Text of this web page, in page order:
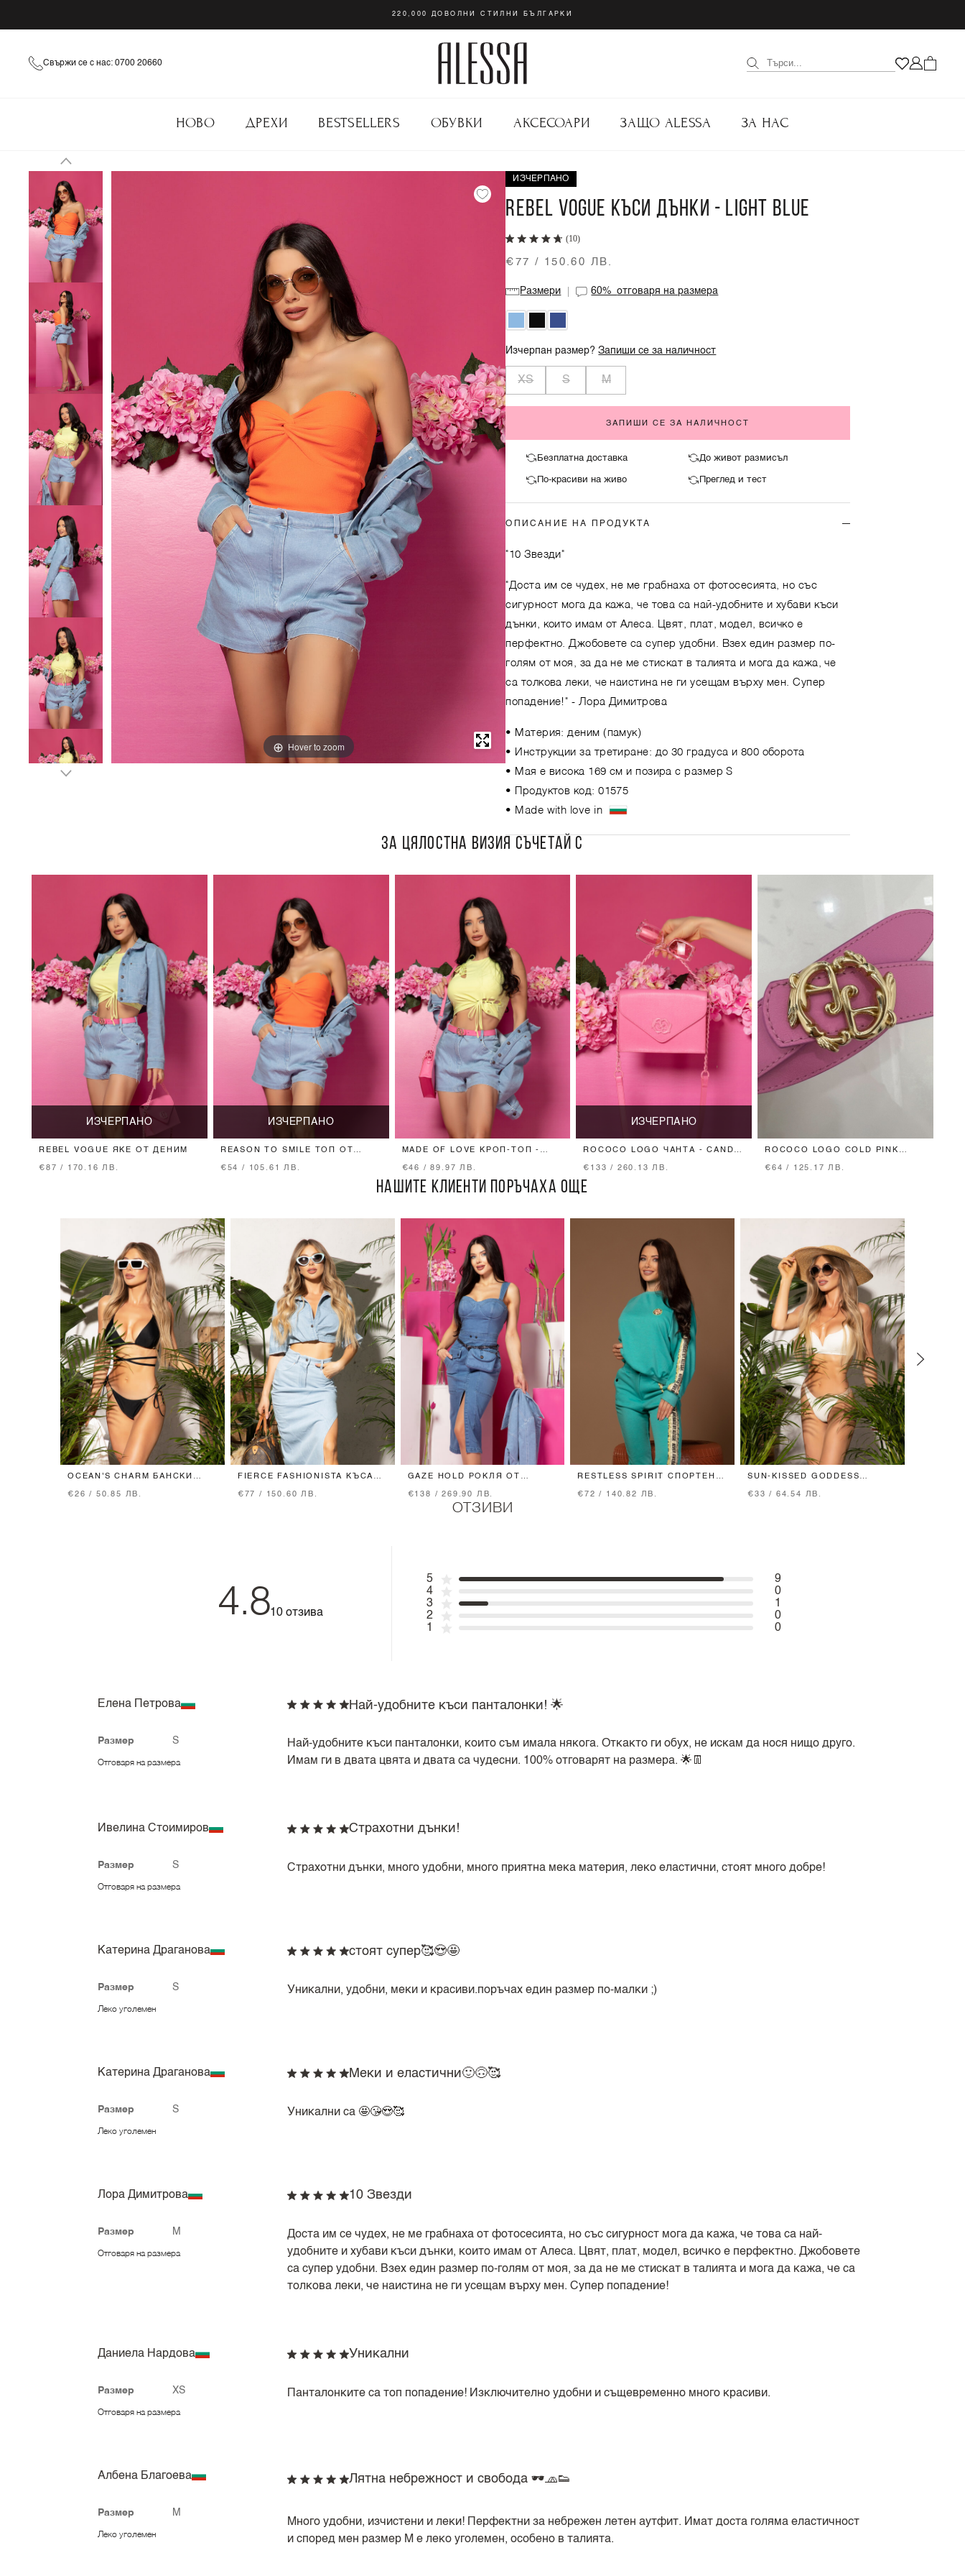
220,000 ДОВОЛНИ СТИЛНИ БЪЛГАРКИ
Свържи се с нас: 0700 20660
НОВО ДРЕХИ BESTSELLERS ОБУВКИ АКСЕСОАРИ ЗАЩО ALESSA ЗА НАС
Hover to zoom
ИЗЧЕРПАНО
REBEL VOGUE КЪСИ ДЪНКИ - LIGHT BLUE
(10)
€77 / 150.60 ЛВ.
Размери 60%отговаря на размера
Изчерпан размер?Запиши се за наличност
XS S M
ЗАПИШИ СЕ ЗА НАЛИЧНОСТ
Безплатна доставка До живот размисъл
По-красиви на живо Преглед и тест
ОПИСАНИЕ НА ПРОДУКТА
"10 Звезди"
"Доста им се чудех, не ме грабнаха от фотосесията, но със
сигурност мога да кажа, че това са най-удобните и хубави къси
дънки, които имам от Алеса. Цвят, плат, модел, всичко е
перфектно. Джобовете са супер удобни. Взех един размер по-
голям от моя, за да не ме стискат в талията и мога да кажа, че
са толкова леки, че наистина не ги усещам върху мен. Супер
попадение!" - Лора Димитрова
• Материя: деним (памук)
• Инструкции за третиране: до 30 градуса и 800 оборота
• Мая е висока 169 см и позира с размер S
• Продуктов код: 01575
• Made with love in
ЗА ЦЯЛОСТНА ВИЗИЯ СЪЧЕТАЙ С
ИЗЧЕРПАНО
REBEL VOGUE ЯКЕ ОТ ДЕНИМ
€87 / 170.16 ЛВ.
ИЗЧЕРПАНО
REASON TO SMILE ТОП ОТ
€54 / 105.61 ЛВ.
MADE OF LOVE КРОП-ТОП -
€46 / 89.97 ЛВ.
ИЗЧЕРПАНО
ROCOCO LOGO ЧАНТА - CANDY
€133 / 260.13 ЛВ.
ROCOCO LOGO COLD PINK
ТОКА
€64 / 125.17 ЛВ.
НАШИТЕ КЛИЕНТИ ПОРЪЧАХА ОЩЕ
OCEAN'S CHARM БАНСКИ
€26 / 50.85 ЛВ.
FIERCE FASHIONISTA КЪСА
€77 / 150.60 ЛВ.
GAZE HOLD РОКЛЯ ОТ
€138 / 269.90 ЛВ.
RESTLESS SPIRIT СПОРТЕН
€72 / 140.82 ЛВ.
SUN-KISSED GODDESS
BEIGE
€33 / 64.54 ЛВ.
ОТЗИВИ
4.810 отзива
5
9
4
0
3
1
2
0
1
0
Елена Петрова
Размер S
Отговаря на размера
Най-удобните къси панталонки! 🌟
Най-удобните къси панталонки, които съм имала някога. Откакто ги обух, не искам да нося нищо друго.
Имам ги в двата цвята и двата са чудесни. 100% отговарят на размера. 🌟👖
Ивелина Стоимиров
Размер S
Отговаря на размера
Страхотни дънки!
Страхотни дънки, много удобни, много приятна мека материя, леко еластични, стоят много добре!
Катерина Драганова
Размер S
Леко уголемен
стоят супер🥰😍🤩
Уникални, удобни, меки и красиви.поръчах един размер по-малки ;)
Катерина Драганова
Размер S
Леко уголемен
Меки и еластични🙂🙃🥰
Уникални са 🤩😘😍🥰
Лора Димитрова
Размер M
Отговаря на размера
10 Звезди
Доста им се чудех, не ме грабнаха от фотосесията, но със сигурност мога да кажа, че това са най-
удобните и хубави къси дънки, които имам от Алеса. Цвят, плат, модел, всичко е перфектно. Джобовете
са супер удобни. Взех един размер по-голям от моя, за да не ме стискат в талията и мога да кажа, че са
толкова леки, че наистина не ги усещам върху мен. Супер попадение!
Даниела Нардова
Размер XS
Отговаря на размера
Уникални
Панталонките са топ попадение! Изключително удобни и същевременно много красиви.
Албена Благоева
Размер M
Леко уголемен
Лятна небрежност и свобода 🕶️🧢👟
Много удобни, изчистени и леки! Перфектни за небрежен летен аутфит. Имат доста голяма еластичност
и според мен размер М е леко уголемен, особено в талията.